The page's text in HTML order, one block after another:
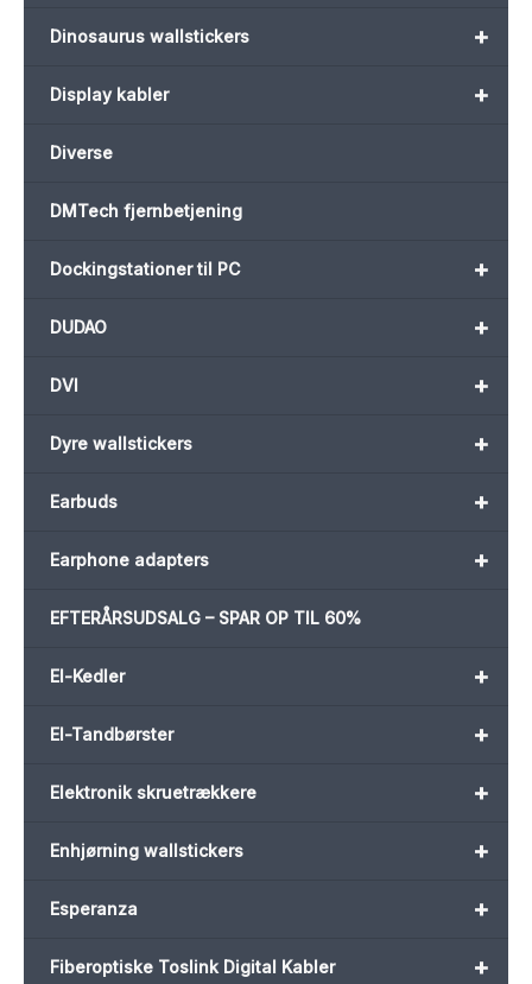
+
Dinosaurus wallstickers
+
Display kabler
Diverse
DMTech fjernbetjening
+
Dockingstationer til PC
+
DUDAO
+
DVI
+
Dyre wallstickers
+
Earbuds
+
Earphone adapters
EFTERÅRSUDSALG – SPAR OP TIL 60%
+
El-Kedler
+
El-Tandbørster
+
Elektronik skruetrækkere
+
Enhjørning wallstickers
+
Esperanza
+
Fiberoptiske Toslink Digital Kabler